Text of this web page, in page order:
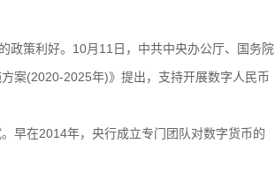
策利好。10月11日，中共中央办公厅、国务院
案(2020-2025年)》提出，支持开展数字人民币
在2014年，央行成立专门团队对数字货币的